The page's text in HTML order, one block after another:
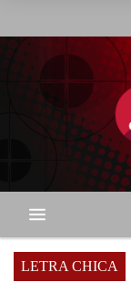
LETRA CHICA